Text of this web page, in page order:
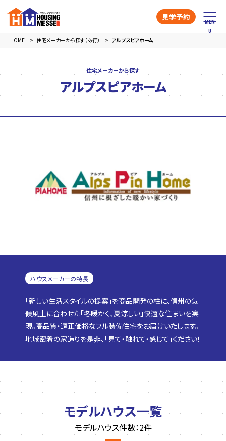
見学予約
HOME 住宅メーカーから探す（あ行） アルプスピアホーム
住宅メーカーから探す
アルプスピアホーム
ハウスメーカーの特長
「新しい生活スタイルの提案」を商品開発の柱に、信州の気
候風土に合わせた「冬暖かく、夏涼しい」快適な住まいを実
現。高品質・適正価格なフル装備住宅をお届けいたします。
地域密着の家造りを是非、「見て・触れて・感じて」ください！
モデルハウス一覧
モデルハウス件数：2件